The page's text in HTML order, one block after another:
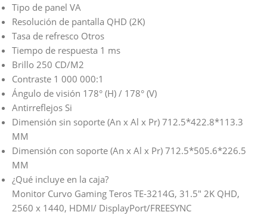
Tipo de panel VA
Resolución de pantalla QHD (2K)
Tasa de refresco Otros
Tiempo de respuesta 1 ms
Brillo 250 CD/M2
Contraste 1 000 000:1
Ángulo de visión 178° (H) / 178° (V)
Antirreflejos Si
Dimensión sin soporte (An x Al x Pr) 712.5*422.8*113.3
MM
Dimensión con soporte (An x Al x Pr) 712.5*505.6*226.5
MM
¿Qué incluye en la caja?
Monitor Curvo Gaming Teros TE-3214G, 31.5″ 2K QHD,
2560 x 1440, HDMI/ DisplayPort/FREESYNC